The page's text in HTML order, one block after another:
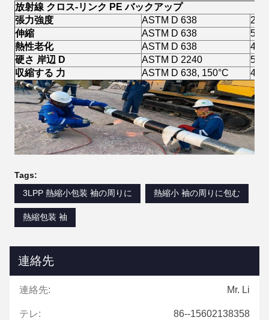
放射線 クロス-リンク PE バックアップ
張力強度
ASTM D 638
伸縮
ASTM D 638
熱性老化
ASTM D 638
硬さ 岸辺 D ASTM D 2240
55
収縮する 力 ASTM D 638, 150°C
Tags:
3LPP 熱縮小包装 袖の周りに
熱縮小 袖の周りに包む
熱縮包装 袖
連絡先
連絡先: Mr. Li
テレ: 86--15602138358